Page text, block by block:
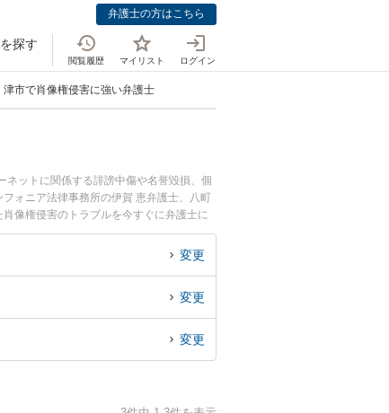
弁護士の方はこちら
探す
閲覧履歴 マイリスト ログイン
津市で肖像権侵害に強い弁護士
ットに関係する誹謗中傷や名誉毀損、個
ォニア法律事務所の伊賀 恵弁護士、八町
像権侵害のトラブルを今すぐに弁護士に
内の弁護士に相談予約したい』などでお困
変更
変更
変更